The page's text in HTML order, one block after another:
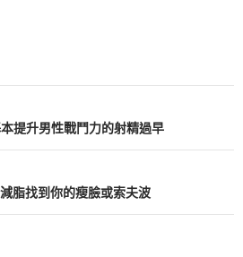
提升男性戰鬥力的射精過早
脂找到你的瘦臉或索夫波